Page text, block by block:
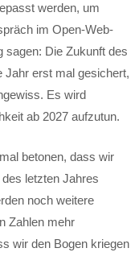
werden, um
im Open-Web-
sagen: Die Zukunft des
Jahr erst mal gesichert,
Es wird
ab 2027 aufzutun.
betonen, dass wir
letzten Jahres
noch weitere
Zahlen mehr
wir den Bogen kriegen